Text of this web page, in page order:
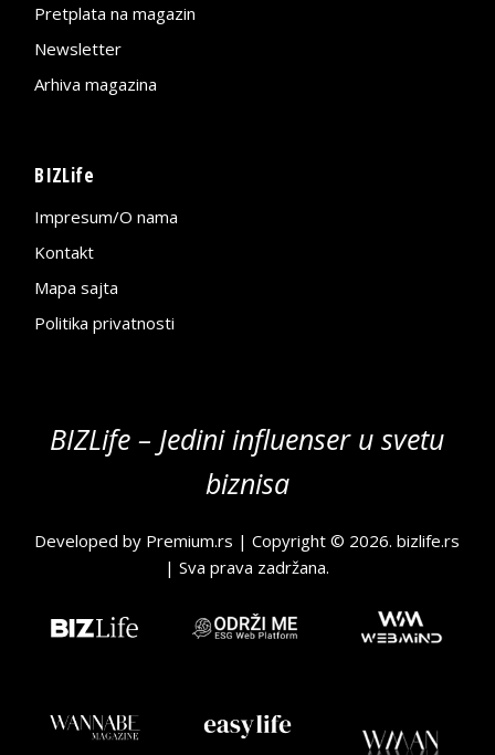
Pretplata na magazin
Newsletter
Arhiva magazina
BIZLife
Impresum/O nama
Kontakt
Mapa sajta
Politika privatnosti
BIZLife – Jedini influenser u svetu
biznisa
Developed by Premium.rs | Copyright © 2026.bizlife.rs
| Sva prava zadržana.